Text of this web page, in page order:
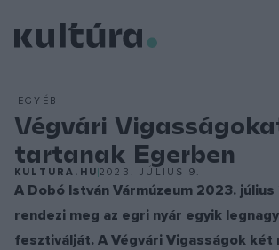
EGYÉB
Végvári
tartanak Egerben
KULTURA.HU 2023. JÚLIUS 9.
A Dobó István Vármúzeum 2023.
rendezi meg az egri nyár egyik
fesztiválját. A Végvári Vigasságok két